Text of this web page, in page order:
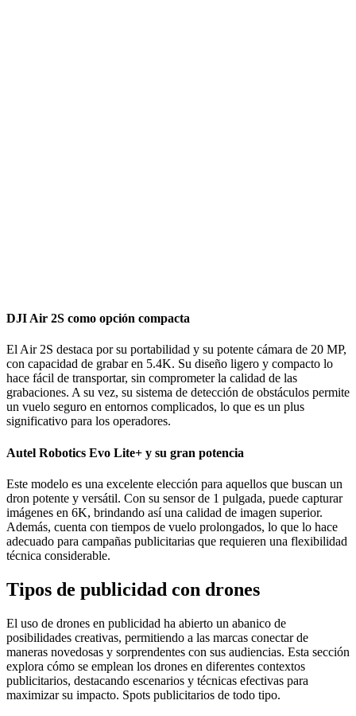
DJI Air 2S como opción compacta
El Air 2S destaca por su portabilidad y su potente cámara de 20 MP,
con capacidad de grabar en 5.4K. Su diseño ligero y compacto lo
hace fácil de transportar, sin comprometer la calidad de las
grabaciones. A su vez, su sistema de detección de obstáculos permite
un vuelo seguro en entornos complicados, lo que es un plus
significativo para los operadores.
Autel Robotics Evo Lite+ y su gran potencia
Este modelo es una excelente elección para aquellos que buscan un
dron potente y versátil. Con su sensor de 1 pulgada, puede capturar
imágenes en 6K, brindando así una calidad de imagen superior.
Además, cuenta con tiempos de vuelo prolongados, lo que lo hace
adecuado para campañas publicitarias que requieren una flexibilidad
técnica considerable.
Tipos de publicidad con drones
El uso de drones en publicidad ha abierto un abanico de
posibilidades creativas, permitiendo a las marcas conectar de
maneras novedosas y sorprendentes con sus audiencias. Esta sección
explora cómo se emplean los drones en diferentes contextos
publicitarios, destacando escenarios y técnicas efectivas para
maximizar su impacto. Spots publicitarios de todo tipo.